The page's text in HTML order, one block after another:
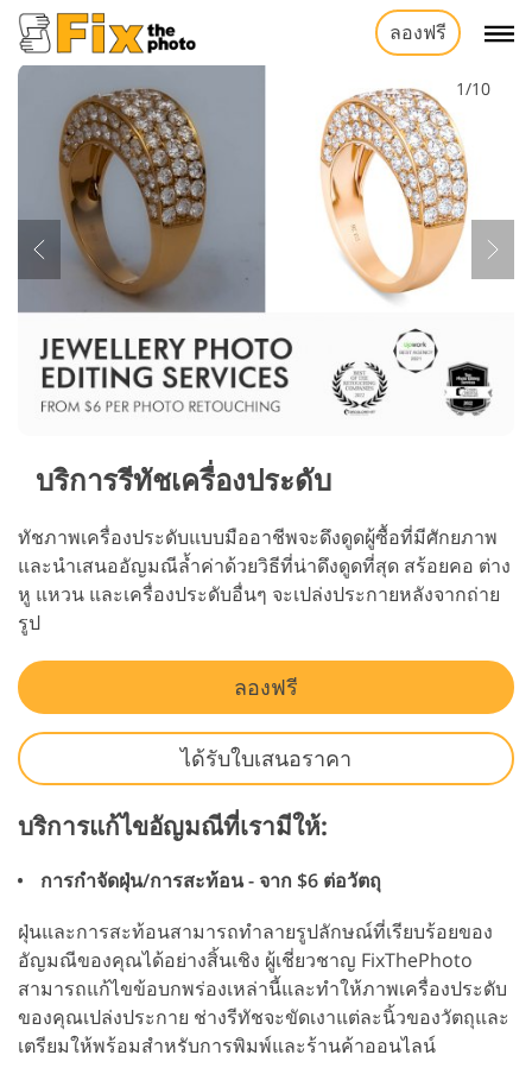
ลองฟรี
1/10
บริการรีทัชเครื่องประดับ
ทัชภาพเครื่องประดับแบบมืออาชีพจะดึงดูดผู้ซื้อที่มีศักยภาพ
และนำเสนออัญมณีล้ำค่าด้วยวิธีที่น่าดึงดูดที่สุด สร้อยคอ ต่าง
หู แหวน และเครื่องประดับอื่นๆ จะเปล่งประกายหลังจากถ่าย
รูป
ลองฟรี
ได้รับใบเสนอราคา
บริการแก้ไขอัญมณีที่เรามีให้:
การกำจัดฝุ่น/การสะท้อน - จาก $6 ต่อวัตถุ
ฝุ่นและการสะท้อนสามารถทำลายรูปลักษณ์ที่เรียบร้อยของ
อัญมณีของคุณได้อย่างสิ้นเชิง ผู้เชี่ยวชาญ FixThePhoto
สามารถแก้ไขข้อบกพร่องเหล่านี้และทำให้ภาพเครื่องประดับ
ของคุณเปล่งประกาย ช่างรีทัชจะขัดเงาแต่ละนิ้วของวัตถุและ
เตรียมให้พร้อมสำหรับการพิมพ์และร้านค้าออนไลน์